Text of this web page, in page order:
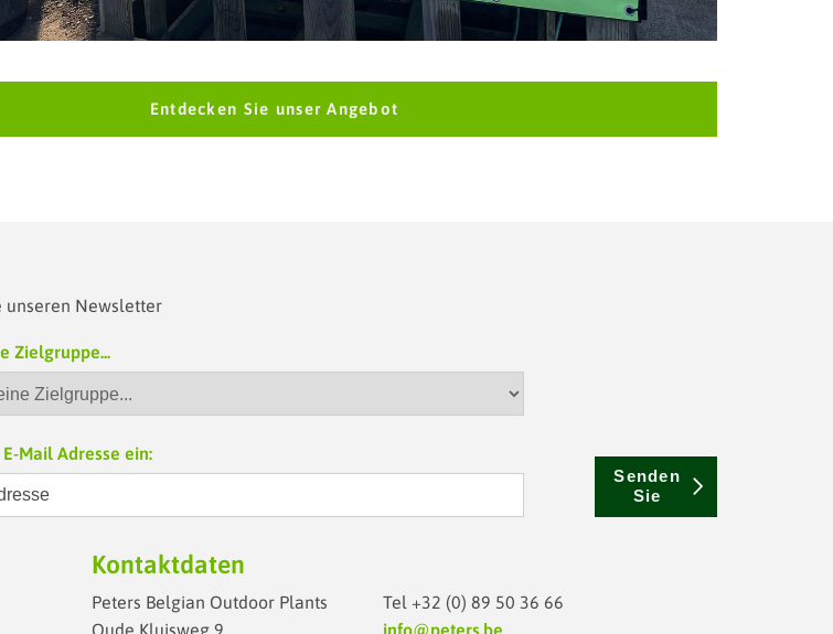
Entdecken Sie unser Angebot
unseren Newsletter
Zielgruppe...
Mail Adresse ein:
Senden
Sie
Kontaktdaten
Peters Belgian Outdoor Plants
Oude Kluisweg 9
Tel +32 (0) 89 50 36 66
info@peters.be